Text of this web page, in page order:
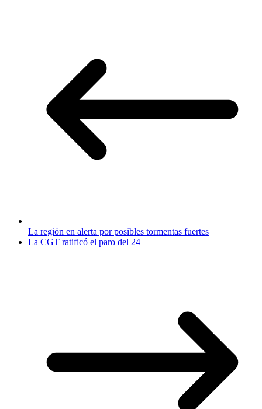
La región en alerta por posibles tormentas fuertes
La CGT ratificó el paro del 24